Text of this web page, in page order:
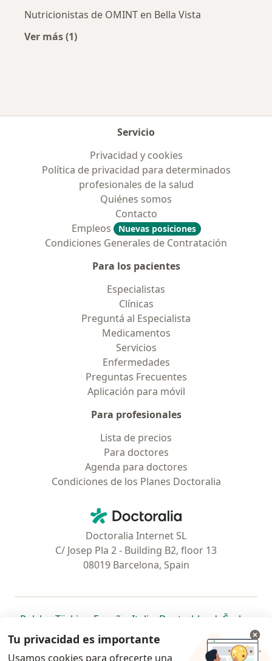
Nutricionistas de OMINT en Bella Vista
Ver más (1)
Servicio
Privacidad y cookies
Política de privacidad para determinados
profesionales de la salud
Quiénes somos
Contacto
Empleos
Nuevas posiciones
Condiciones Generales de Contratación
Para los pacientes
Especialistas
Clínicas
Preguntá al Especialista
Medicamentos
Servicios
Enfermedades
Preguntas Frecuentes
Aplicación para móvil
Para profesionales
Lista de precios
Para doctores
Agenda para doctores
Condiciones de los Planes Doctoralia
Doctoralia - Página de inicio
Doctoralia Internet SL
C/ Josep Pla 2 - Building B2, floor 13
08019 Barcelona, Spain
Polska se abre en una nueva pestaña
Türkiye se abre en una nueva pestaña
España se abre en una nueva pestaña
Italia se abre en una nueva
Deutschlandse abre en
Česko
Portugal
se abre en una nueva pestaña
México se abre en una nueva pestaña
Chile se abre en una nueva pestaña
Brasil se abre en una nueva
se abre en
se
se abre en una nueva
Tu privacidad es importante
Usamos cookies para ofrecerte una